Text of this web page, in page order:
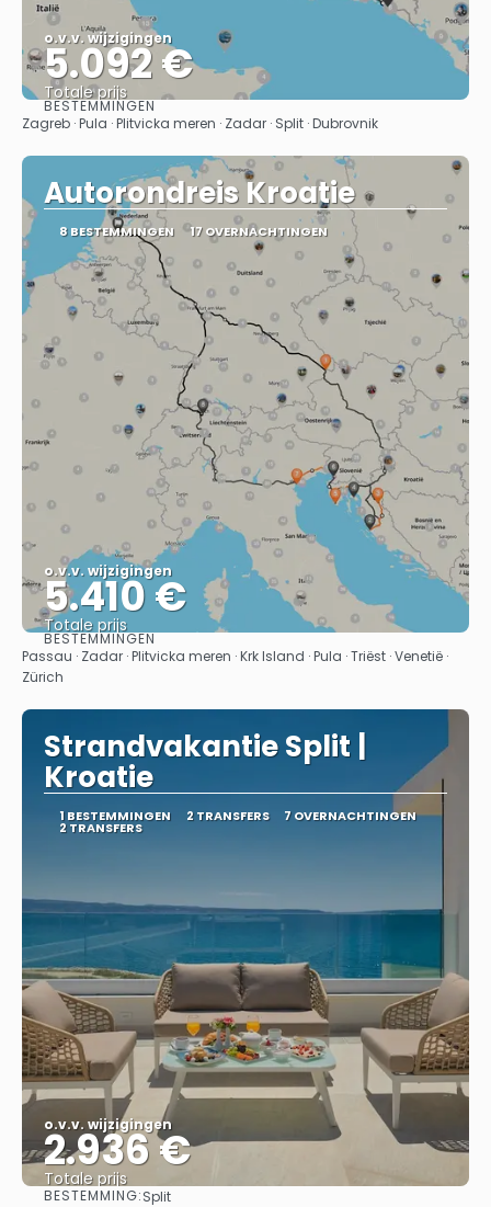
o.v.v. wijzigingen
5.092 €
Totale prijs
Bekijk
BESTEMMINGEN
Zagreb · Pula · Plitvicka meren · Zadar · Split · Dubrovnik
Autorondreis Kroatie
8 BESTEMMINGEN 17 OVERNACHTINGEN
o.v.v. wijzigingen
5.410 €
Totale prijs
Bekijk
BESTEMMINGEN
Passau · Zadar · Plitvicka meren · Krk Island · Pula · Triëst · Venetië ·
Zürich
Strandvakantie Split |
Kroatie
1 BESTEMMINGEN 2 TRANSFERS 7 OVERNACHTINGEN
2 TRANSFERS
o.v.v. wijzigingen
2.936 €
Totale prijs
BESTEMMING:Split